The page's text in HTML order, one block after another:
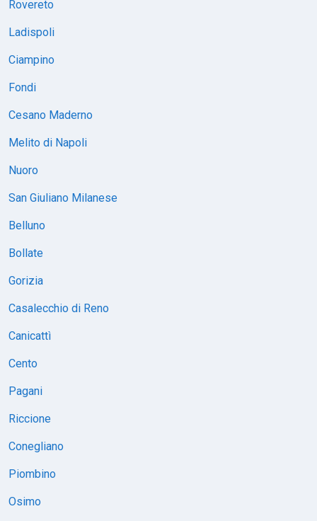
Rovereto
Ladispoli
Ciampino
Fondi
Cesano Maderno
Melito di Napoli
Nuoro
San Giuliano Milanese
Belluno
Bollate
Gorizia
Casalecchio di Reno
Canicattì
Cento
Pagani
Riccione
Conegliano
Piombino
Osimo